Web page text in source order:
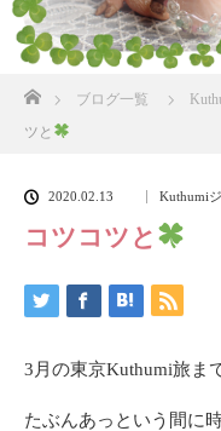
ブログ一覧
ツと
2020.02.13 Kuthumi
コツコツと
3月の東京Kuthumi旅ま
たぶんあっという間に